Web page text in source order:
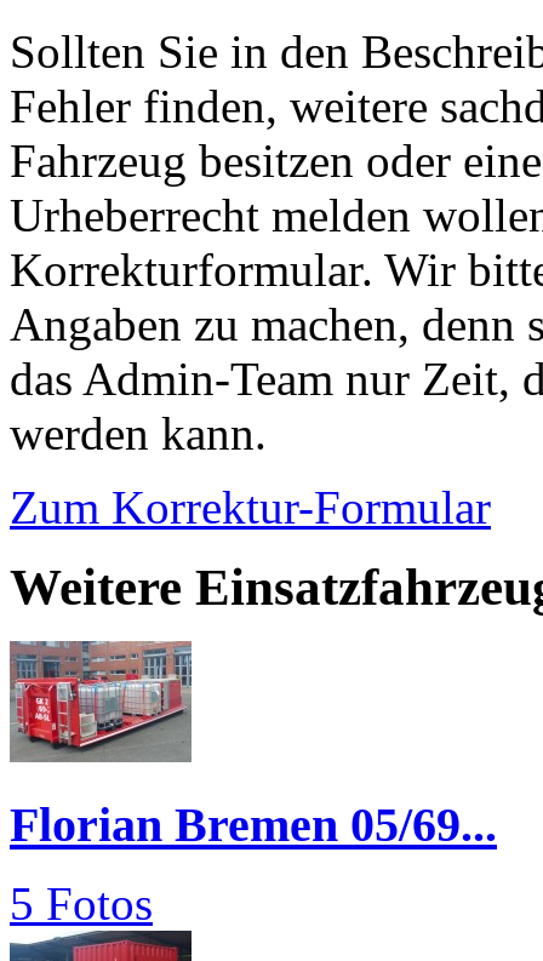
Sollten Sie in den
Fehler finden, weitere
Fahrzeug besitzen oder
Urheberrecht melden
Korrekturformular. Wir
Angaben zu machen,
das Admin-Team nur Zeit,
werden kann.
Zum Korrektur-Formular
Weitere
Florian Bremen 05/69...
5 Fotos